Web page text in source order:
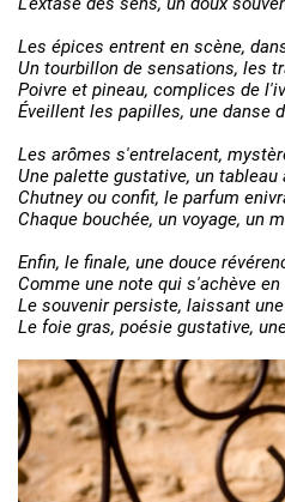
Les épices entrent en scène,
Un tourbillon de sensations, les
Poivre et pineau, complices de
Éveillent les papilles, une danse
Les arômes s'entrelacent,
Une palette gustative, un tableau
Chutney ou confit, le parfum
Chaque bouchée, un voyage, un
Enfin, le finale, une douce
Comme une note qui s'achève en
Le souvenir persiste, laissant
Le foie gras, poésie gustative,